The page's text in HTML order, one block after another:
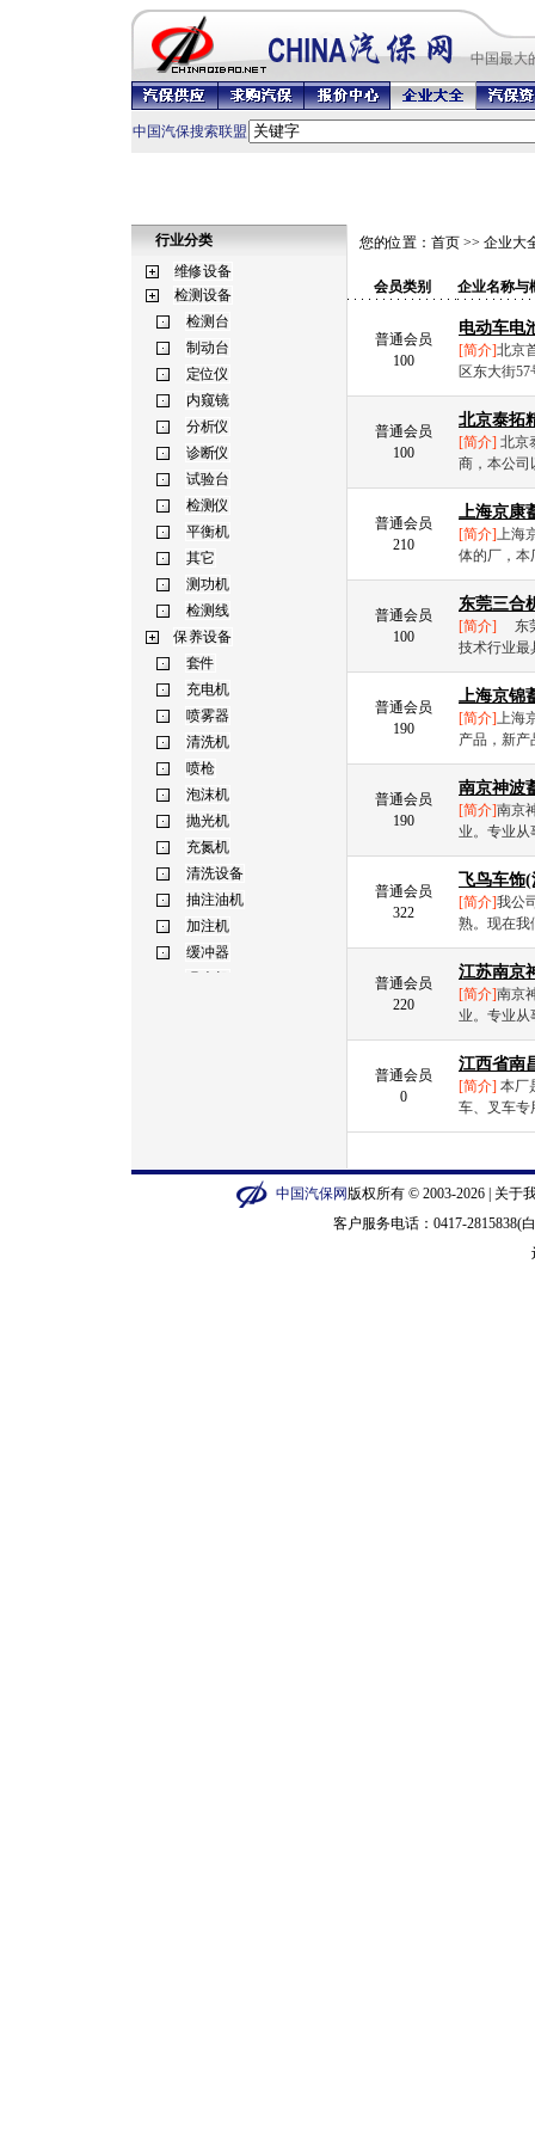
中国最大
中国汽保搜索联盟
行业分类 您的位置： 首页 >> 企业大
会员类别 企业名称与
普通会员
100
电动车电
[简介]北京
区东大街
普通会员
100
北京泰拓
[简介] 北京
商，本公
普通会员
210
上海京康
[简介]上海
体的厂，本
普通会员
100
东莞三合
[简介] 东
技术行业最
普通会员
190
上海京锦
[简介]上海
产品，新产
普通会员
190
南京神波
[简介]南京
业。专业从
普通会员
322
飞鸟车饰
[简介]我公
熟。现在我
普通会员
220
江苏南京
[简介]南京
业。专业从
普通会员
0
江西省南
[简介] 本厂
车、叉车专
中国汽保网版权所有 © 2003-2026 | 关于
客户服务电话：0417-